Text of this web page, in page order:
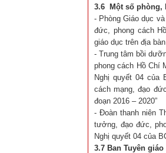
3.6 Một số phòng,
- Phòng Giáo dục
đức, phong cách
giáo dục trên địa
- Trung tâm bồi
phong cách Hồ Chí
Nghị quyết 04 của
cách mạng, đạo
đoạn 2016 – 2020”
- Đoàn thanh niên
tưởng, đạo đức,
Nghị quyết 04 của
3.7 Ban Tuyên